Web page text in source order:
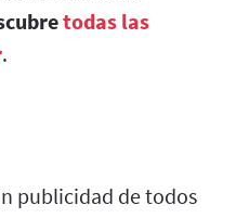
todas las
.
publicidad de todos